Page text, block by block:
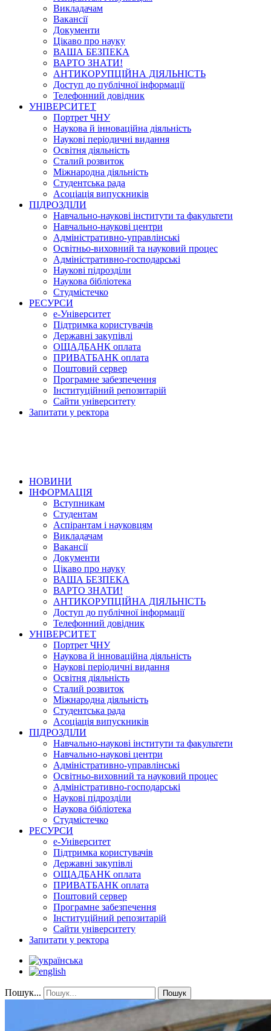
Викладачам
Вакансії
Документи
Цікаво про науку
ВАША БЕЗПЕКА
ВАРТО ЗНАТИ!
АНТИКОРУПЦІЙНА ДІЯЛЬНІСТЬ
Доступ до публічної інформації
Телефонний довідник
УНІВЕРСИТЕТ
Портрет ЧНУ
Наукова й інноваційна діяльність
Наукові періодичні видання
Освітня діяльність
Сталий розвиток
Міжнародна діяльність
Студентська рада
Асоціація випускників
ПІДРОЗДІЛИ
Навчально-наукові інститути та факультети
Навчально-наукові центри
Адміністративно-управлінські
Освітньо-виховний та науковий процес
Адміністративно-господарські
Наукові підрозділи
Наукова бібліотека
Студмістечко
РЕСУРСИ
е-Університет
Підтримка користувачів
Державні закупівлі
ОЩАДБАНК оплата
ПРИВАТБАНК оплата
Поштовий сервер
Програмне забезпечення
Інституційний репозитарій
Сайти університету
Запитати у ректора
НОВИНИ
ІНФОРМАЦІЯ
Вступникам
Студентам
Аспірантам і науковцям
Викладачам
Вакансії
Документи
Цікаво про науку
ВАША БЕЗПЕКА
ВАРТО ЗНАТИ!
АНТИКОРУПЦІЙНА ДІЯЛЬНІСТЬ
Доступ до публічної інформації
Телефонний довідник
УНІВЕРСИТЕТ
Портрет ЧНУ
Наукова й інноваційна діяльність
Наукові періодичні видання
Освітня діяльність
Сталий розвиток
Міжнародна діяльність
Студентська рада
Асоціація випускників
ПІДРОЗДІЛИ
Навчально-наукові інститути та факультети
Навчально-наукові центри
Адміністративно-управлінські
Освітньо-виховний та науковий процес
Адміністративно-господарські
Наукові підрозділи
Наукова бібліотека
Студмістечко
РЕСУРСИ
е-Університет
Підтримка користувачів
Державні закупівлі
ОЩАДБАНК оплата
ПРИВАТБАНК оплата
Поштовий сервер
Програмне забезпечення
Інституційний репозитарій
Сайти університету
Запитати у ректора
Пошук... Пошук